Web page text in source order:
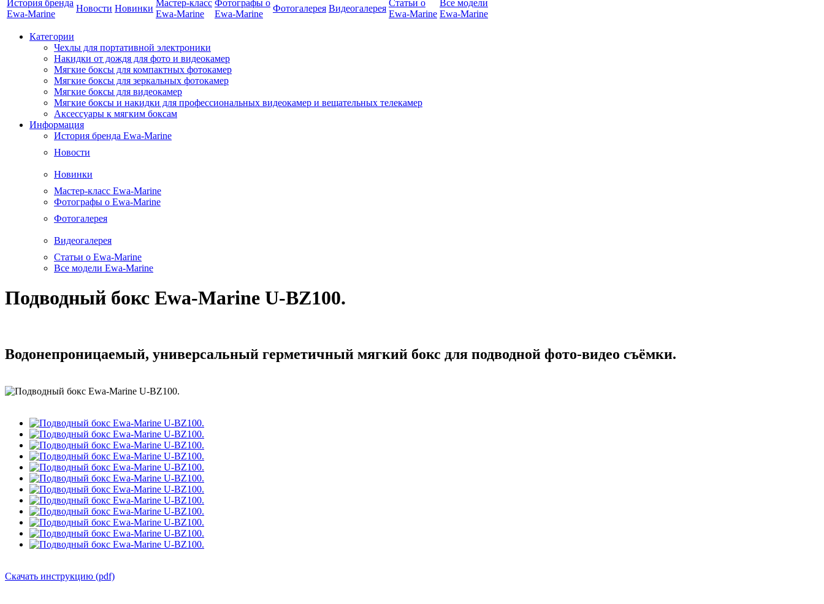
История бренда
Ewa-Marine
Новости Новинки
Мастер-класс
Ewa-Marine
Фотографы о
Ewa-Marine
Фотогалерея Видеогалерея
Статьи о
Ewa-Marine
Все модели
Ewa-Marine
Категории
Чехлы для портативной электроники
Накидки от дождя для фото и видеокамер
Мягкие боксы для компактных фотокамер
Мягкие боксы для зеркальных фотокамер
Мягкие боксы для видеокамер
Мягкие боксы и накидки для профессиональных видеокамер и вещательных телекамер
Аксессуары к мягким боксам
Информация
История бренда Ewa-Marine
Новости
Новинки
Мастер-класс Ewa-Marine
Фотографы о Ewa-Marine
Фотогалерея
Видеогалерея
Статьи о Ewa-Marine
Все модели Ewa-Marine
Подводный бокс Ewa-Marine U-BZ100.
Водонепроницаемый, универсальный герметичный мягкий бокс для подводной фото-видео съёмки.
Скачать инструкцию (pdf)